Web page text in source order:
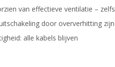
van effectieve ventilatie – zelfs
door oververhitting zijn
alle kabels blijven